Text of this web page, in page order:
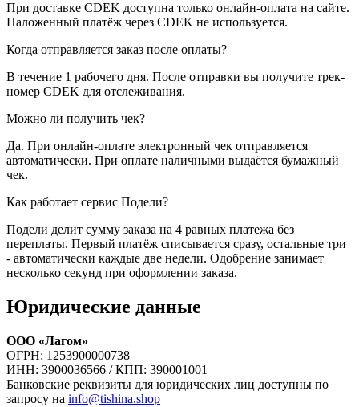
При доставке CDEK доступна только онлайн-оплата на сайте.
Наложенный платёж через CDEK не используется.
Когда отправляется заказ после оплаты?
В течение 1 рабочего дня. После отправки вы получите трек-
номер CDEK для отслеживания.
Можно ли получить чек?
Да. При онлайн-оплате электронный чек отправляется
автоматически. При оплате наличными выдаётся бумажный
чек.
Как работает сервис Подели?
Подели делит сумму заказа на 4 равных платежа без
переплаты. Первый платёж списывается сразу, остальные три
- автоматически каждые две недели. Одобрение занимает
несколько секунд при оформлении заказа.
Юридические данные
ООО «Лагом»
ОГРН: 1253900000738
ИНН: 3900036566 / КПП: 390001001
Банковские реквизиты для юридических лиц доступны по
запросу на info@tishina.shop